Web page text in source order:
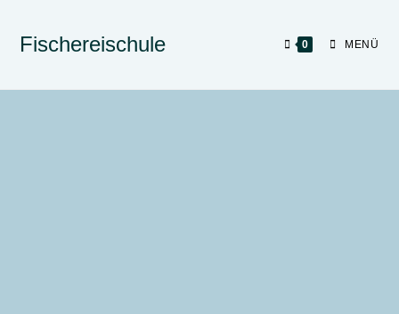
Fischereischule 0 MENÜ